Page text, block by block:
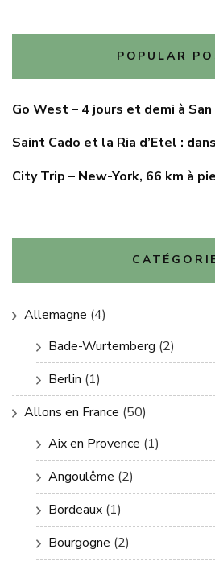
POPULAR
Go West – 4 jours et demi à San
Saint Cado et la Ria d’Etel :
City Trip – New-York, 66 km à
Allemagne (4)
Bade-Wurtemberg (2)
Berlin (1)
Allons en France (50)
Aix en Provence (1)
Angoulême (2)
Bordeaux (1)
Bourgogne (2)